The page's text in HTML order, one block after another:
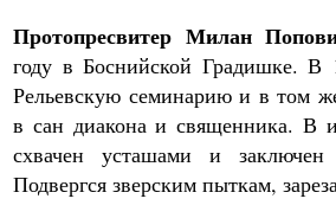
Протопресвитер Милан
году в Боснийской Градишке. В
Рельевскую семинарию и в том
в сан диакона и священника. В
схвачен усташами и
Подвергся зверским пыткам,